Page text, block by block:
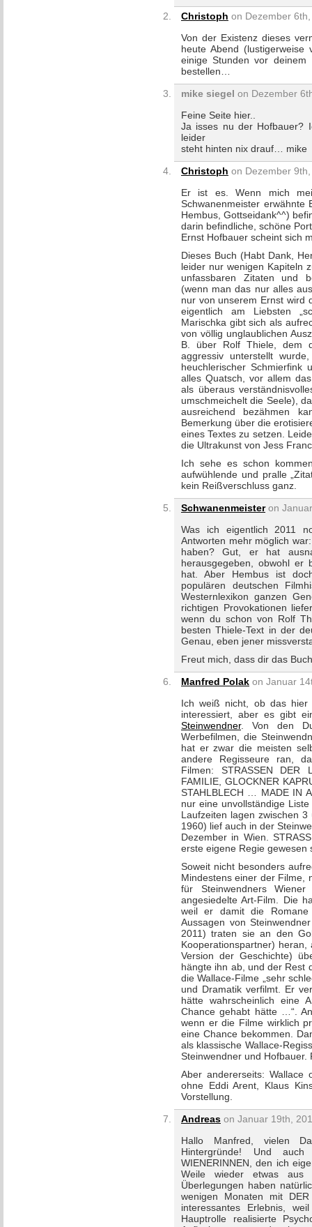
Christoph on Dezember
Von der Existenz dieses
heute Abend (lustigerweise
einige Stunden vor
bestellen…
mike siegel on Dezember
Feine Seite hier..
Ja isses nu der Hofbauer?
leider
steht hinten nix drauf… mike
Christoph on Dezember
Er ist es. Wenn mich
Schwanenmeister erwähnte
Hembus, Gottseidank^^)
darin befindliche, schöne
Ernst Hofbauer scheint sich
Dieses Buch (Habt Dank,
leider nur wenigen Kapiteln
unfassbaren Zitaten und
(wenn man das nur alles
nur von unserem Ernst wird
eigentlich am Liebsten
Marischka gibt sich als
von völlig unglaublichen
B. über Rolf Thiele, dem
aggressiv unterstellt
heuchlerischer Schmierfink
alles Quatsch, vor allem
als überaus
umschmeichelt die Seele),
ausreichend bezähmen
Bemerkung über die
eines Textes zu setzen.
die Ultrakunst von Jess
Ich sehe es schon
aufwühlende und pralle
kein Reißverschluss ganz.
Schwanenmeisteron
Was ich eigentlich 2011
Antworten mehr möglich
haben? Gut, er hat
herausgegeben, obwohl er
hat. Aber Hembus ist
populären deutschen
Westernlexikon ganzen
richtigen Provokationen
wenn du schon von Rolf
besten Thiele-Text in der
Genau, eben jener
Freut mich, dass dir das
Manfred Polak on Januar
Ich weiß nicht, ob das hier
interessiert, aber es gibt
Steinwendner. Von den
Werbefilmen, die
hat er zwar die meisten
andere Regisseure ran,
Filmen: STRASSEN DER
FAMILIE, GLOCKNER
STAHLBLECH … MADE IN
nur eine unvollständige
Laufzeiten lagen zwischen
1960) lief auch in der
Dezember in Wien.
erste eigene Regie gewesen
Soweit nicht besonders
Mindestens einer der Filme,
für Steinwendners
angesiedelte Art-Film. Die
weil er damit die Romane
Aussagen von
2011) traten sie an den
Kooperationspartner)
Version der Geschichte)
hängte ihn ab, und der Rest
die Wallace-Filme „sehr
und Dramatik verfilmt. Er
hätte wahrscheinlich eine
Chance gehabt hätte …“.
wenn er die Filme wirklich
eine Chance bekommen.
als klassische Wallace-
Steinwendner und Hofbauer.
Aber andererseits: Wallace
ohne Eddi Arent, Klaus
Vorstellung.
Andreas on Januar 19th,
Hallo Manfred, vielen
Hintergründe! Und
WIENERINNEN, den ich
Weile wieder etwas aus
Überlegungen haben
wenigen Monaten mit
interessantes Erlebnis,
Hauptrolle realisierte